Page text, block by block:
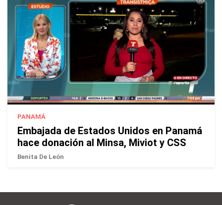
PANAMÁ
Embajada de Estados Unidos en Panamá
hace donación al Minsa, Miviot y CSS
Benita De León